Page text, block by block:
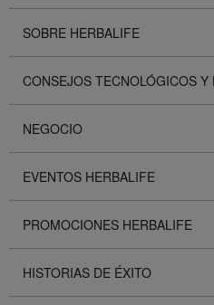
SOBRE HERBALIFE
CONSEJOS TECNOLÓGICOS Y
NEGOCIO
EVENTOS HERBALIFE
PROMOCIONES HERBALIFE
HISTORIAS DE ÉXITO